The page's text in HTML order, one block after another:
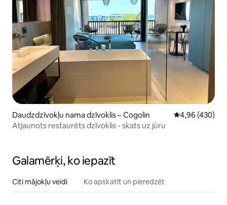
Daudzdzīvokļu nama dzīvoklis – Cogolin Vidējais
4,96 (430)
Atjaunots restaurēts dzīvoklis - skats uz jūru
Galamērķi, ko iepazīt
Citi mājokļu veidi Ko apskatīt un pieredzēt